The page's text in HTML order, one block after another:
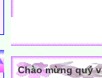
Chào mừng quý